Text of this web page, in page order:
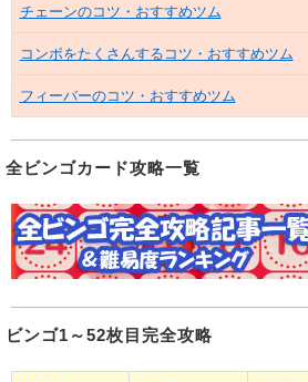
チェーンのコツ・おすすめツム
コンボをたくさんするコツ・おすすめツム
フィーバーのコツ・おすすめツム
全ビンゴカード攻略一覧
ビンゴ1～52枚目完全攻略